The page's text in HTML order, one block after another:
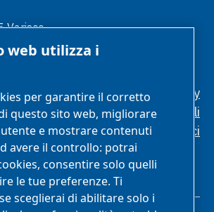
Varisco.
preferenze
Politica sulla privacy
Condizioni generali
Standard etici
web utilizza i
per garantire il corretto
questo sito web, migliorare
e mostrare contenuti
avere il controllo: potrai
consentire solo quelli
le tue preferenze. Ti
sceglierai di abilitare solo i